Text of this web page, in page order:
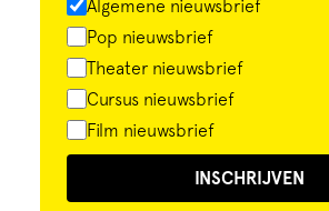
Algemene nieuwsbrief
Pop nieuwsbrief
Theater nieuwsbrief
Cursus nieuwsbrief
Film nieuwsbrief
INSCHRIJVEN